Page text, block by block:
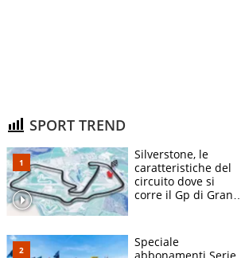
SPORT TREND
Silverstone, le
caratteristiche del
circuito dove si
corre il Gp di Gran
Speciale